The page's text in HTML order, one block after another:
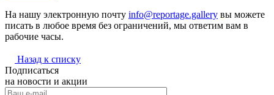
На нашу электронную почту info@reportage.gallery вы можете
писать в любое время без ограничений, мы ответим вам в
рабочие часы.
Назад к списку
Подписаться
на новости и акции